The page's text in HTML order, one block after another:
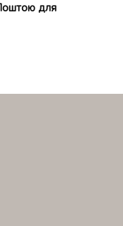
для